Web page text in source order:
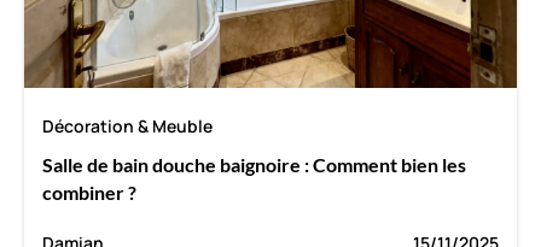
Décoration & Meuble
Salle de bain douche baignoire : Comment bien les
combiner ?